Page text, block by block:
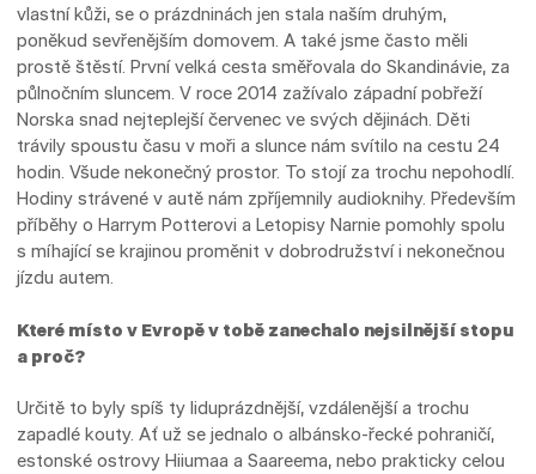
vlastní kůži, se o prázdninách jen stala naším druhým,
poněkud sevřenějším domovem. A také jsme často měli
prostě štěstí. První velká cesta směřovala do Skandinávie, za
půlnočním sluncem. V roce 2014 zažívalo západní pobřeží
Norska snad nejteplejší červenec ve svých dějinách. Děti
trávily spoustu času v moři a slunce nám svítilo na cestu 24
hodin. Všude nekonečný prostor. To stojí za trochu nepohodlí.
Hodiny strávené v autě nám zpříjemnily audioknihy. Především
příběhy o Harrym Potterovi a Letopisy Narnie pomohly spolu
s míhající se krajinou proměnit v dobrodružství i nekonečnou
jízdu autem.
Které místo v Evropě v tobě zanechalo nejsilnější stopu
a proč?
Určitě to byly spíš ty liduprázdnější, vzdálenější a trochu
zapadlé kouty. Ať už se jednalo o albánsko-řecké pohraničí,
estonské ostrovy Hiiumaa a Saareema, nebo prakticky celou